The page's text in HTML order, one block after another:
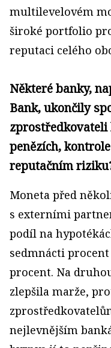
multilevelovém
široké portfolio
reputaci celého
Některé banky,
Bank, ukončily
zprostředkovateli
penězích,
reputačním
Moneta před
s externími
podíl na
sedmnácti
procent. Na
zlepšila marže,
nejlevnějším